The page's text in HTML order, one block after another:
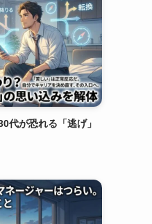
代が恐れる「逃げ」